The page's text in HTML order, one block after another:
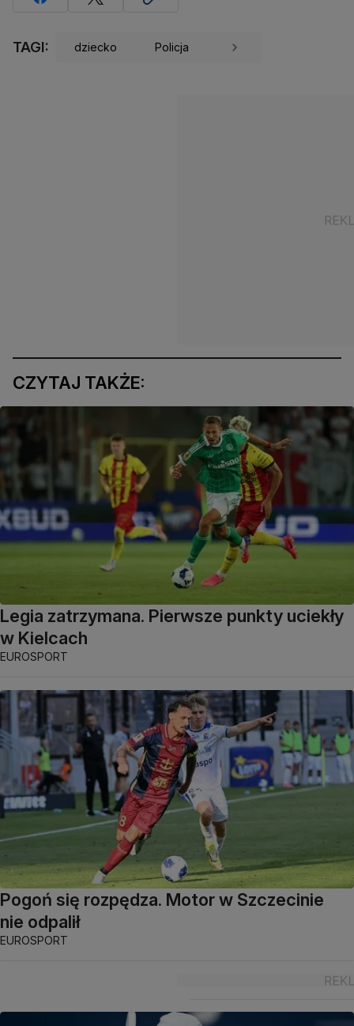
TAGI: dziecko Policja
CZYTAJ TAKŻE:
Legia zatrzymana. Pierwsze punkty uciekły
w Kielcach
EUROSPORT
Pogoń się rozpędza. Motor w Szczecinie
nie odpalił
EUROSPORT